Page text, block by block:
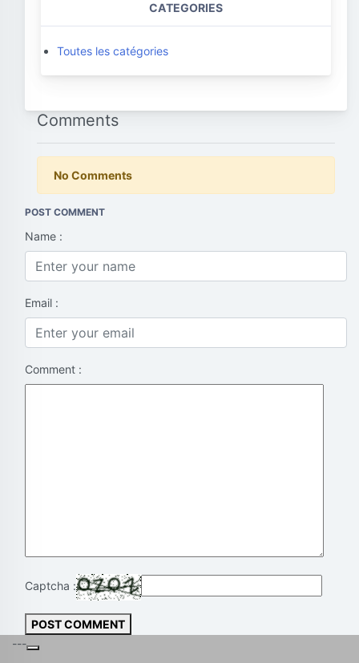
CATEGORIES
Toutes les catégories
Comments
No Comments
POST COMMENT
Name :
Email :
Comment :
Captcha :
POST COMMENT
---